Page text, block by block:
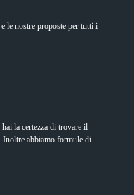
le nostre proposte per tutti i
la certezza di trovare il
abbiamo formule di